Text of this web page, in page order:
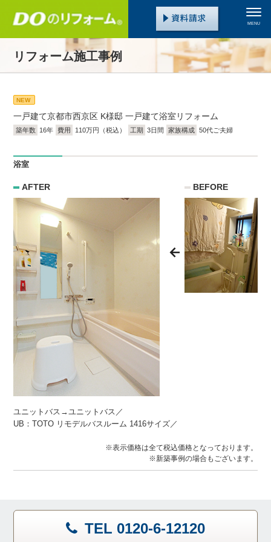
MENU
リフォーム施工事例
NEW
一戸建て京都市西京区 K様邸 一戸建て浴室リフォーム
築年数 16年 費用 110万円（税込） 工期 3日間 家族構成 50代ご夫婦
浴室
BEFORE
AFTER
ユニットバス→ユニットバス／
UB：TOTO リモデルバスルーム 1416サイズ／
※表示価格は全て税込価格となっております。
※新築事例の場合もございます。
TEL 0120-6-12120